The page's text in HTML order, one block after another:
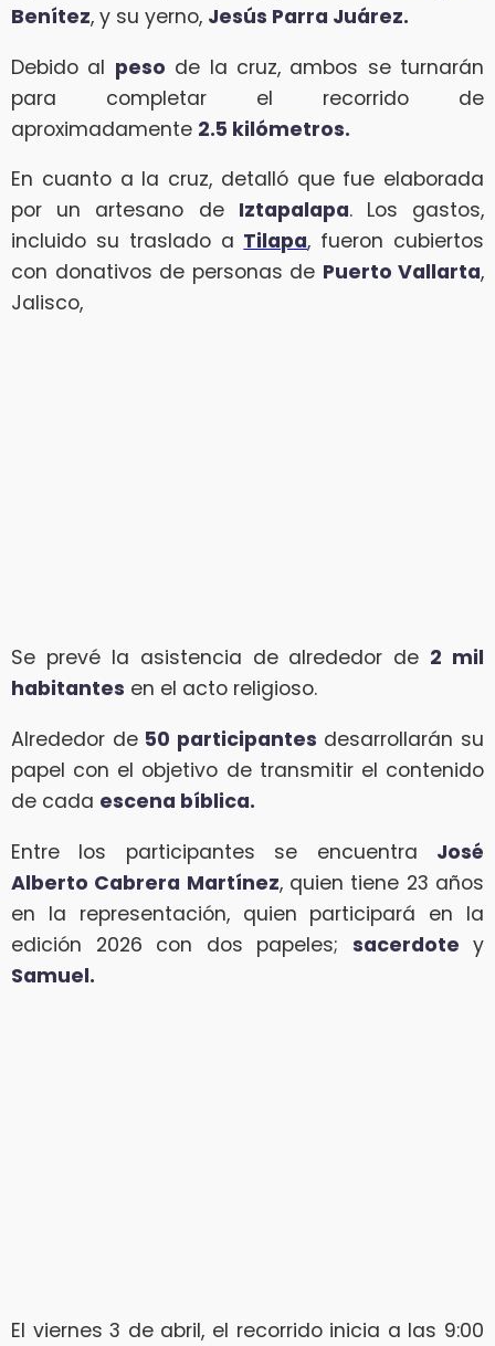
Benítez, y su yerno, Jesús Parra Juárez.
Debido al peso de la cruz, ambos se turnarán
para completar el recorrido de
aproximadamente 2.5 kilómetros.
En cuanto a la cruz, detalló que fue elaborada
por un artesano de Iztapalapa. Los gastos,
incluido su traslado a Tilapa, fueron cubiertos
con donativos de personas de Puerto Vallarta,
Jalisco,
Se prevé la asistencia de alrededor de 2 mil
habitantes en el acto religioso.
Alrededor de 50 participantes desarrollarán su
papel con el objetivo de transmitir el contenido
de cada escena bíblica.
Entre los participantes se encuentra José
Alberto Cabrera Martínez, quien tiene 23 años
en la representación, quien participará en la
edición 2026 con dos papeles; sacerdote y
Samuel.
El viernes 3 de abril, el recorrido inicia a las 9:00